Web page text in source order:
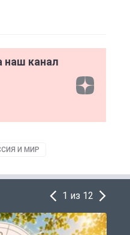
наш канал
И МИР
1 из 12